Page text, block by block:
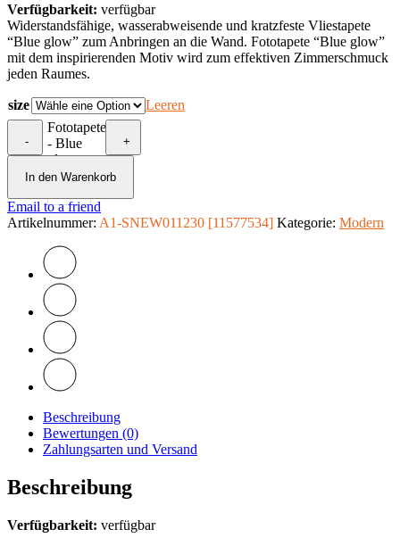
Verfügbarkeit: verfügbar
Widerstandsfähige, wasserabweisende und kratzfeste Vliestapete
“Blue glow” zum Anbringen an die Wand. Fototapete “Blue glow”
mit dem inspirierenden Motiv wird zum effektiven Zimmerschmuck
jeden Raumes.
size Leeren
-
Fototapete
- Blue
glow
Menge
+
In den Warenkorb
Email to a friend
Artikelnummer: A1-SNEW011230 [11577534] Kategorie: Modern
Beschreibung
Bewertungen (0)
Zahlungsarten und Versand
Beschreibung
Verfügbarkeit: verfügbar